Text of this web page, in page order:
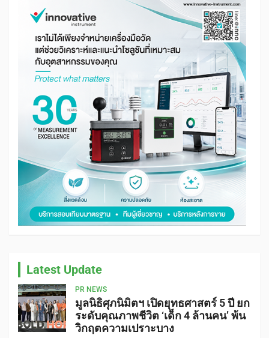
Latest Update
PR NEWS
มูลนิธิศุภนิมิตฯ เปิดยุทธศาสตร์ 5 ปี ยก
ระดับคุณภาพชีวิต ‘เด็ก 4 ล้านคน’ พ้น
วิกฤตความเปราะบาง